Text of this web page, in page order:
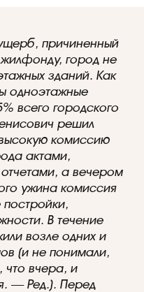
причиненный
город не
зданий. Как
одноэтажные
всего городского
решил
комиссию
актами,
а вечером
ужина комиссия
В течение
возле одних и
(и не понимали,
что вчера, и
— Ред.). Перед